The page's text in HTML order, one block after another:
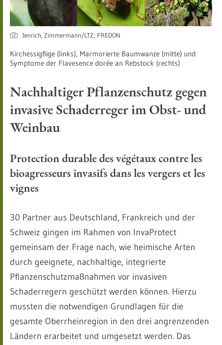
Jenrich, Zimmermann/LTZ; FREDON
Kirchessigflige (links), Marmorierte Baumwanze (mitte) und
Symptome der Flavesence dorée an Rebstock (rechts)
Nachhaltiger Pflanzenschutz gegen
invasive Schaderreger im Obst- und
Weinbau
Protection durable des végétaux contre les
bioagresseurs invasifs dans les vergers et les
vignes
30 Partner aus Deutschland, Frankreich und der
Schweiz gingen im Rahmen von InvaProtect
gemeinsam der Frage nach, wie heimische Arten
durch geeignete, nachhaltige, integrierte
Pflanzenschutzmaßnahmen vor invasiven
Schaderregern geschützt werden können. Hierzu
mussten die notwendigen Grundlagen für die
gesamte Oberrheinregion in den drei angrenzenden
Ländern erarbeitet und umgesetzt werden. Das